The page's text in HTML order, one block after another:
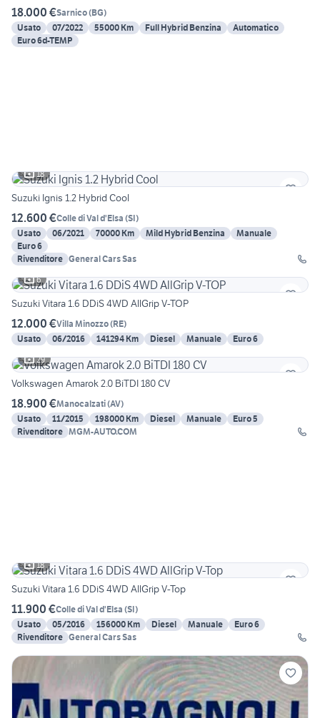
18.000 €Sarnico(BG)
Usato
07/2022 55000 Km Full Hybrid Benzina
Automatico
Euro 6d-TEMP
18
Suzuki Ignis 1.2 Hybrid Cool
12.600 €Colle di Val d'Elsa (SI)
Usato
06/2021 70000 Km Mild Hybrid Benzina
Manuale
Euro 6
Rivenditore General Cars Sas
6
Suzuki Vitara 1.6 DDiS 4WD AllGrip V-TOP
12.000 €Villa Minozzo(RE)
Usato
06/2016 141294 Km Diesel Manuale
Euro 6
29
Volkswagen Amarok 2.0 BiTDI 180 CV
18.900 €Manocalzati(AV)
Usato
11/2015 198000 Km Diesel Manuale
Euro 5
Rivenditore MGM-AUTO.COM
18
Suzuki Vitara 1.6 DDiS 4WD AllGrip V-Top
11.900 €Colle di Val d'Elsa (SI)
Usato
05/2016 156000 Km Diesel Manuale
Euro 6
Rivenditore General Cars Sas